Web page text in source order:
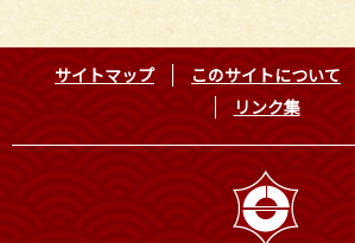
サイトマップ このサイトについて
リンク集